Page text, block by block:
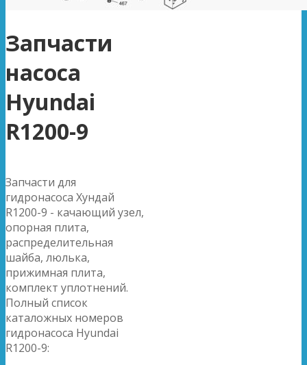
Запчасти
насоса
Hyundai
R1200-9
Запчасти для
гидронасоса Хундай
R1200-9 - качающий узел,
опорная плита,
распределительная
шайба, люлька,
прижимная плита,
комплект уплотнений.
Полный список
каталожных номеров
гидронасоса Hyundai
R1200-9: